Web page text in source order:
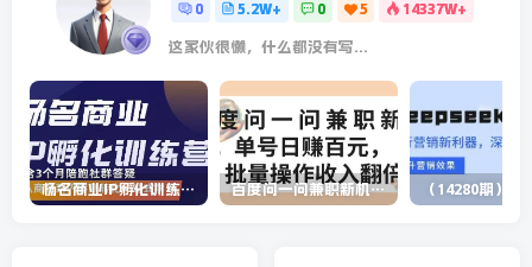
0 5.2W+ 0 5 14337W+
这家伙很懒，什么都没有写...
杨名商业IP孵化训练营，从商业到内容到转化一站式学 价值5980元 百度问一问兼职新机遇，单号日赚百元，批量操作收入翻倍